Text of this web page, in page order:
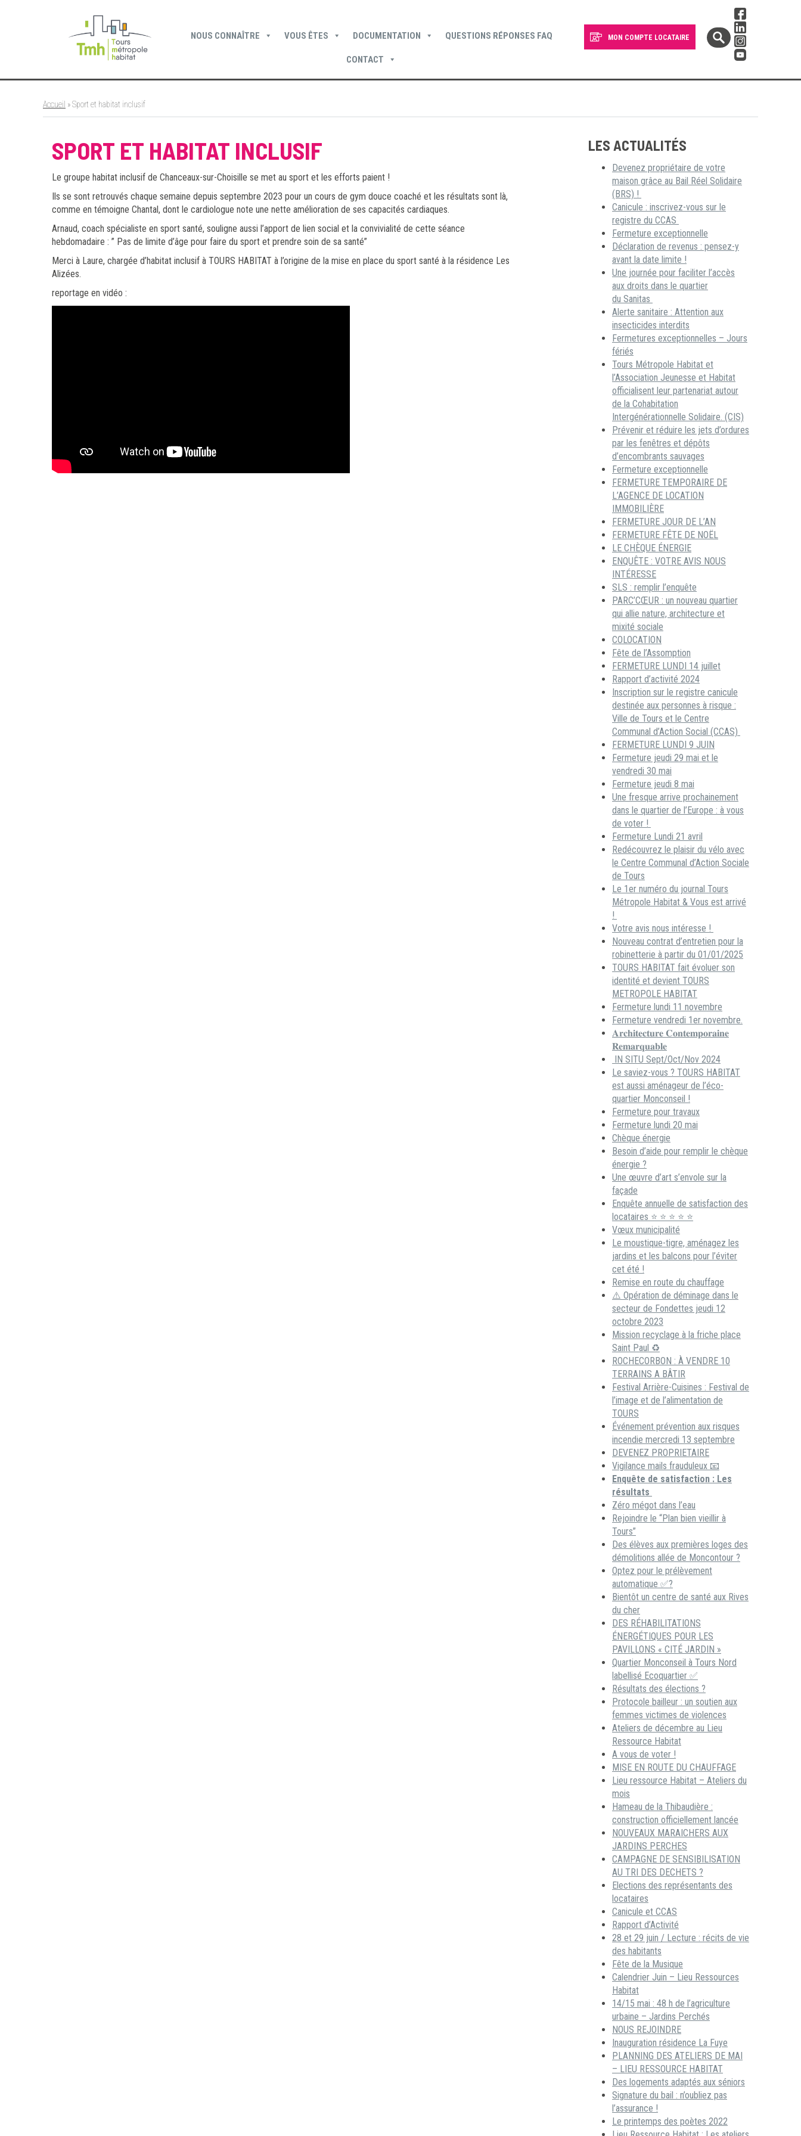
NOUS CONNAÎTRE VOUS ÊTES DOCUMENTATION QUESTIONS RÉPONSES FAQ
CONTACT
MON COMPTE LOCATAIRE
Accueil »Sport et habitat inclusif
LES ACTUALITÉS
Devenez propriétaire de votre
maison grâce au Bail Réel Solidaire
(BRS) !
Canicule : inscrivez-vous sur le
registre du CCAS
Fermeture exceptionnelle
Déclaration de revenus : pensez-y
avant la date limite !
Une journée pour faciliter l’accès
aux droits dans le quartier
du Sanitas
Alerte sanitaire : Attention aux
insecticides interdits
Fermetures exceptionnelles – Jours
fériés
Tours Métropole Habitat et
l’Association Jeunesse et Habitat
officialisent leur partenariat autour
de la Cohabitation
Intergénérationnelle Solidaire. (CIS)
Prévenir et réduire les jets d’ordures
par les fenêtres et dépôts
d’encombrants sauvages
Fermeture exceptionnelle
FERMETURE TEMPORAIRE DE
L’AGENCE DE LOCATION
IMMOBILIÈRE
FERMETURE JOUR DE L’AN
FERMETURE FÊTE DE NOËL
LE CHÈQUE ÉNERGIE
ENQUÊTE : VOTRE AVIS NOUS
INTÉRESSE
SLS : remplir l’enquête
PARC’CŒUR : un nouveau quartier
qui allie nature, architecture et
mixité sociale
COLOCATION
Fête de l’Assomption
FERMETURE LUNDI 14 juillet
Rapport d’activité 2024
Inscription sur le registre canicule
destinée aux personnes à risque :
Ville de Tours et le Centre
Communal d’Action Social (CCAS)
FERMETURE LUNDI 9 JUIN
Fermeture jeudi 29 mai et le
vendredi 30 mai
Fermeture jeudi 8 mai
Une fresque arrive prochainement
dans le quartier de l’Europe : à vous
de voter !
Fermeture Lundi 21 avril
Redécouvrez le plaisir du vélo avec
le Centre Communal d’Action Sociale
de Tours
Le 1er numéro du journal Tours
Métropole Habitat & Vous est arrivé
!
Votre avis nous intéresse !
Nouveau contrat d’entretien pour la
robinetterie à partir du 01/01/2025
TOURS HABITAT fait évoluer son
identité et devient TOURS
METROPOLE HABITAT
Fermeture lundi 11 novembre
Fermeture vendredi 1er novembre.
𝐀𝐫𝐜𝐡𝐢𝐭𝐞𝐜𝐭𝐮𝐫𝐞 𝐂𝐨𝐧𝐭𝐞𝐦𝐩𝐨𝐫𝐚𝐢𝐧𝐞
𝐑𝐞𝐦𝐚𝐫𝐪𝐮𝐚𝐛𝐥𝐞
IN SITU Sept/Oct/Nov 2024
Le saviez-vous ? TOURS HABITAT
est aussi aménageur de l’éco-
quartier Monconseil !
Fermeture pour travaux
Fermeture lundi 20 mai
Chèque énergie
Besoin d’aide pour remplir le chèque
énergie ?
Une œuvre d’art s’envole sur la
façade
Enquête annuelle de satisfaction des
locataires ⭐ ⭐ ⭐ ⭐ ⭐
Vœux municipalité
Le moustique-tigre, aménagez les
jardins et les balcons pour l’éviter
cet été !
Remise en route du chauffage
⚠️ Opération de déminage dans le
secteur de Fondettes jeudi 12
octobre 2023
Mission recyclage à la friche place
Saint Paul ♻️
ROCHECORBON : À VENDRE 10
TERRAINS A BÂTIR
Festival Arrière-Cuisines : Festival de
l’image et de l’alimentation de
TOURS
Événement prévention aux risques
incendie mercredi 13 septembre
DEVENEZ PROPRIETAIRE
Vigilance mails frauduleux 📧
Enquête de satisfaction : Les
résultats
Zéro mégot dans l’eau
Rejoindre le “Plan bien vieillir à
Tours”
Des élèves aux premières loges des
démolitions allée de Moncontour ?
Optez pour le prélèvement
automatique ✅?
Bientôt un centre de santé aux Rives
du cher
DES RÉHABILITATIONS
ÉNERGÉTIQUES POUR LES
PAVILLONS « CITÉ JARDIN »
Quartier Monconseil à Tours Nord
labellisé Ecoquartier ✅
Résultats des élections ?
Protocole bailleur : un soutien aux
femmes victimes de violences
Ateliers de décembre au Lieu
Ressource Habitat
A vous de voter !
MISE EN ROUTE DU CHAUFFAGE
Lieu ressource Habitat – Ateliers du
mois
Hameau de la Thibaudière :
construction officiellement lancée
NOUVEAUX MARAICHERS AUX
JARDINS PERCHES
CAMPAGNE DE SENSIBILISATION
AU TRI DES DECHETS ?
Elections des représentants des
locataires
Canicule et CCAS
Rapport d’Activité
28 et 29 juin / Lecture : récits de vie
des habitants
Fête de la Musique
Calendrier Juin – Lieu Ressources
Habitat
14/15 mai : 48 h de l’agriculture
urbaine – Jardins Perchés
NOUS REJOINDRE
Inauguration résidence La Fuye
PLANNING DES ATELIERS DE MAI
– LIEU RESSOURCE HABITAT
Des logements adaptés aux séniors
Signature du bail : n’oubliez pas
l’assurance !
Le printemps des poètes 2022
SPORT ET HABITAT INCLUSIF
Le groupe habitat inclusif de Chanceaux-sur-Choisille se met au sport et les efforts paient !
Ils se sont retrouvés chaque semaine depuis septembre 2023 pour un cours de gym douce coaché et les résultats sont là,
comme en témoigne Chantal, dont le cardiologue note une nette amélioration de ses capacités cardiaques.
Arnaud, coach spécialiste en sport santé, souligne aussi l’apport de lien social et la convivialité de cette séance
hebdomadaire : ” Pas de limite d’âge pour faire du sport et prendre soin de sa santé”
Merci à Laure, chargée d’habitat inclusif à TOURS HABITAT à l’origine de la mise en place du sport santé à la résidence Les
Alizées.
reportage en vidéo :